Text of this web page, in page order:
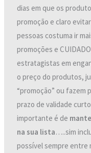
dias em que os
promoção e claro
pessoas costuma ir
promoções e
estratagistas em
o preço do produtos,
“promoção” ou fazem
prazo de validade
importante é de
na sua lista…..sim
possível sempre entre